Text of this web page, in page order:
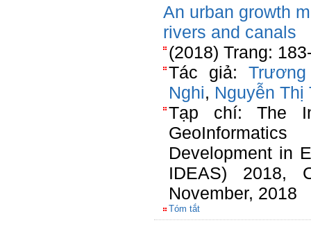
An urban growth
rivers and canals
(2018) Trang:
Tác giả:
Nghi, Nguyễn Thị
Tạp chí: The
Development in
IDEAS) 2018,
November, 2018
Tóm tắt